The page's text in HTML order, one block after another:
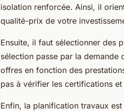
isolation renforcée. Ainsi, il
qualité-prix de votre
Ensuite, il faut sélectionner des
sélection passe par la
offres en fonction des
pas à vérifier les certifications
Enfin, la planification travaux